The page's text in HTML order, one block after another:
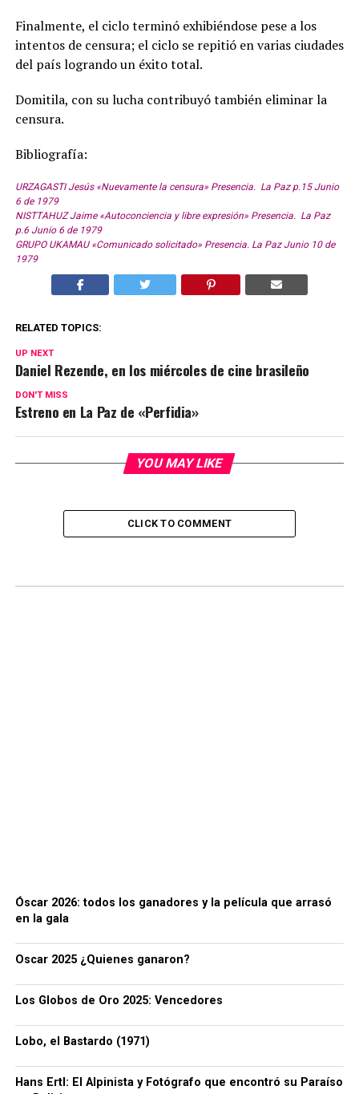
Finalmente, el ciclo terminó exhibiéndose pese a los
intentos de censura; el ciclo se repitió en varias ciudades
del país logrando un éxito total.
Domitila, con su lucha contribuyó también eliminar la
censura.
Bibliografía:
URZAGASTI Jesús «Nuevamente la censura» Presencia. La Paz p.15 Junio
6 de 1979
NISTTAHUZ Jaime «Autoconciencia y libre expresión» Presencia. La Paz
p.6 Junio 6 de 1979
GRUPO UKAMAU «Comunicado solicitado» Presencia. La Paz Junio 10 de
1979
RELATED TOPICS:
UP NEXT
Daniel Rezende, en los miércoles de cine brasileño
DON'T MISS
Estreno en La Paz de «Perfidia»
YOU MAY LIKE
CLICK TO COMMENT
Óscar 2026: todos los ganadores y la película que arrasó
en la gala
Oscar 2025 ¿Quienes ganaron?
Los Globos de Oro 2025: Vencedores
Lobo, el Bastardo (1971)
Hans Ertl: El Alpinista y Fotógrafo que encontró su Paraíso